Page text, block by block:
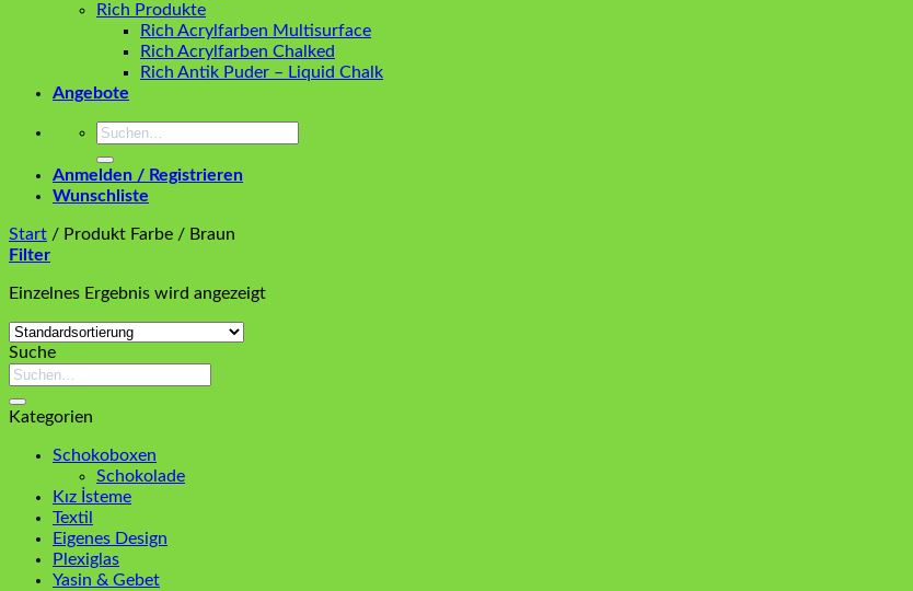
Rich Produkte
Rich Acrylfarben Multisurface
Rich Acrylfarben Chalked
Rich Antik Puder – Liquid Chalk
Angebote
Suchen
Anmelden / Registrieren
Wunschliste
Start / Produkt Farbe / Braun
Filter
Einzelnes Ergebnis wird angezeigt
Suche
Suchen
Kategorien
Schokoboxen
Schokolade
Kız İsteme
Textil
Eigenes Design
Plexiglas
Yasin & Gebet